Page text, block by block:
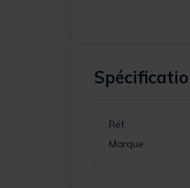
Réf.
Marque